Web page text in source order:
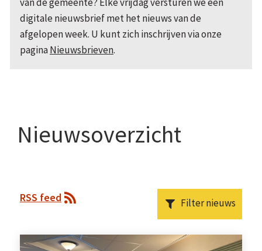
digitale nieuwsbrief met het nieuws van de
afgelopen week. U kunt zich inschrijven via onze
paginaNieuwsbrieven.
Nieuwsoverzicht
RSS feed Filter nieuws